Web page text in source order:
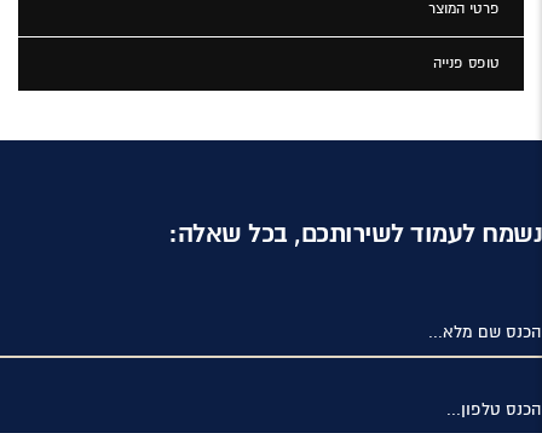
פרטי המוצר
טופס פנייה
נשמח לעמוד לשירותכם, בכל שאלה:
הכנס שם מלא...
הכנס טלפון...